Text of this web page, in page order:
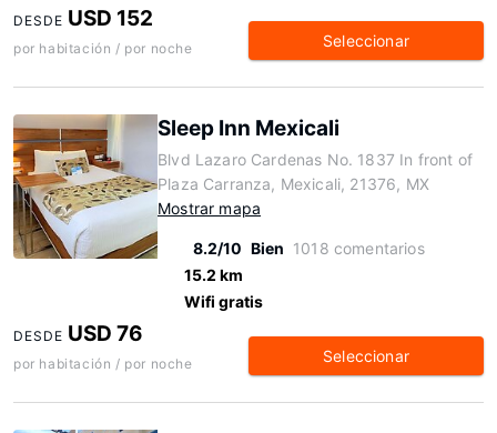
DESDE USD 152
por habitación / por noche Seleccionar
Sleep Inn Mexicali
Blvd Lazaro Cardenas No. 1837 In front of
Plaza Carranza, Mexicali, 21376, MX
Mostrar mapa
8.2/10 Bien 1018 comentarios
15.2 km
Wifi gratis
DESDE USD 76
por habitación / por noche Seleccionar